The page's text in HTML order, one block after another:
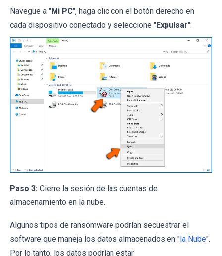
Navegue a "Mi PC", haga clic con el botón derecho en
cada dispositivo conectado y seleccione "Expulsar":
Paso 3: Cierre la sesión de las cuentas de
almacenamiento en la nube.
Algunos tipos de ransomware podrían secuestrar el
software que maneja los datos almacenados en "la Nube".
Por lo tanto, los datos podrían estar